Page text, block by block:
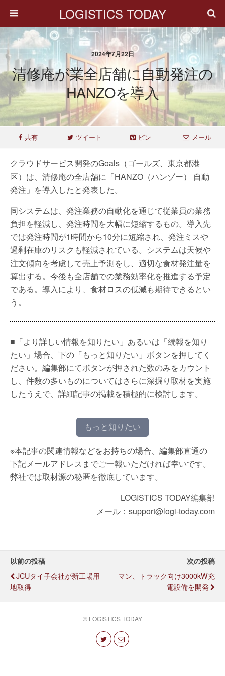
LOGISTICS TODAY
2024年7月22日
清修庵が業全店舗に自動発注の
HANZOを導入
共有 ツイート ピン メール
クラウドサービス開発のGoals（ゴールズ、東京都港
区）は、清修庵の全店舗に「HANZO（ハンゾー） 自動
発注」を導入したと発表した。
同システムは、発注業務の自動化を通じて従業員の業務
負担を軽減し、発注時間を大幅に短縮するもの。導入先
では発注時間が1時間から10分に短縮され、発注ミスや
過剰在庫のリスクも軽減されている。システムは天候や
注文傾向を考慮して売上予測をし、適切な食材発注量を
算出する。今後も全店舗での業務効率化を推進する予定
である。導入により、食材ロスの低減も期待できるとい
う。
■「より詳しい情報を知りたい」あるいは「続報を知り
たい」場合、下の「もっと知りたい」ボタンを押してく
ださい。編集部にてボタンが押された数のみをカウント
し、件数の多いものについてはさらに深掘り取材を実施
したうえで、詳細記事の掲載を積極的に検討します。
もっと知りたい
※本記事の関連情報などをお持ちの場合、編集部直通の
下記メールアドレスまでご一報いただければ幸いです。
弊社では取材源の秘匿を徹底しています。
LOGISTICS TODAY編集部
メール：support@logi-today.com
以前の投稿
JCUタイ子会社が新工場用
地取得
次の投稿
マン、トラック向け3000kW充
電設備を開発
© LOGISTICS TODAY